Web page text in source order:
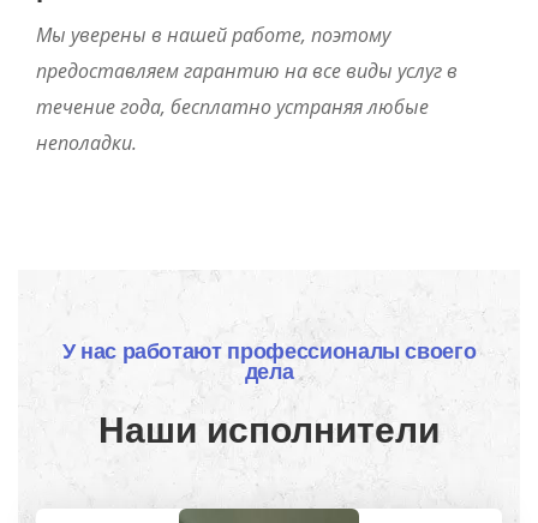
Мы уверены в нашей работе, поэтому
предоставляем гарантию на все виды услуг в
течение года, бесплатно устраняя любые
неполадки.
У нас работают профессионалы своего
дела
Наши исполнители